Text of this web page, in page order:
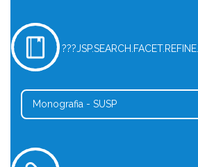
Monografia - SUSP